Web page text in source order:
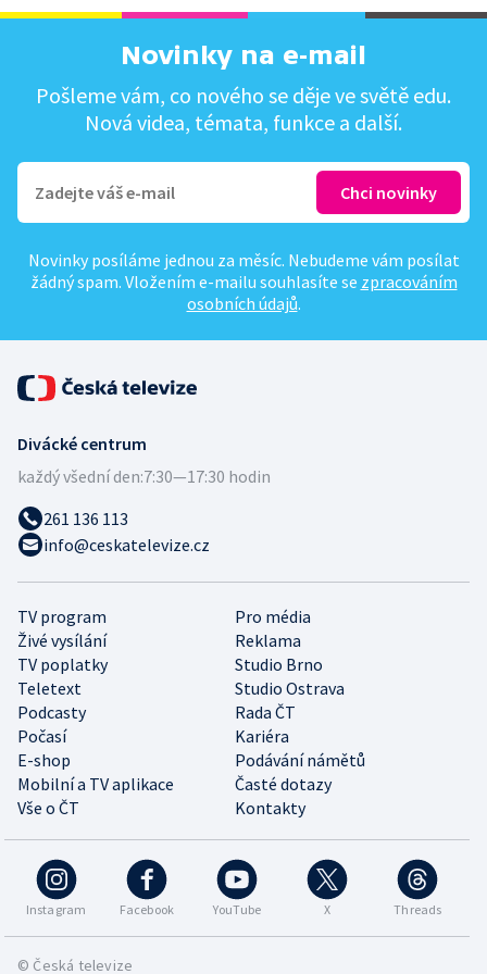
Novinky na e-mail
Pošleme vám, co nového se děje ve světě edu.
Nová videa, témata, funkce a další.
Novinky posíláme jednou za měsíc. Nebudeme vám posílat
žádný spam. Vložením e-mailu souhlasíte se zpracováním
osobních údajů.